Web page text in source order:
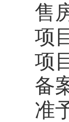
售
项
项
备
准